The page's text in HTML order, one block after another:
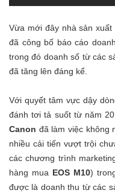
Vừa mới đây nhà sản
đã công bố báo cáo
trong đó doanh số từ các
đã tăng lên đáng kể.
Với quyết tâm vực dậy
đánh tơi tả suốt từ năm
Canon đã làm việc không
nhiều cải tiến vượt trội
các chương trình
hàng mua EOS M10)
được là doanh thu từ các